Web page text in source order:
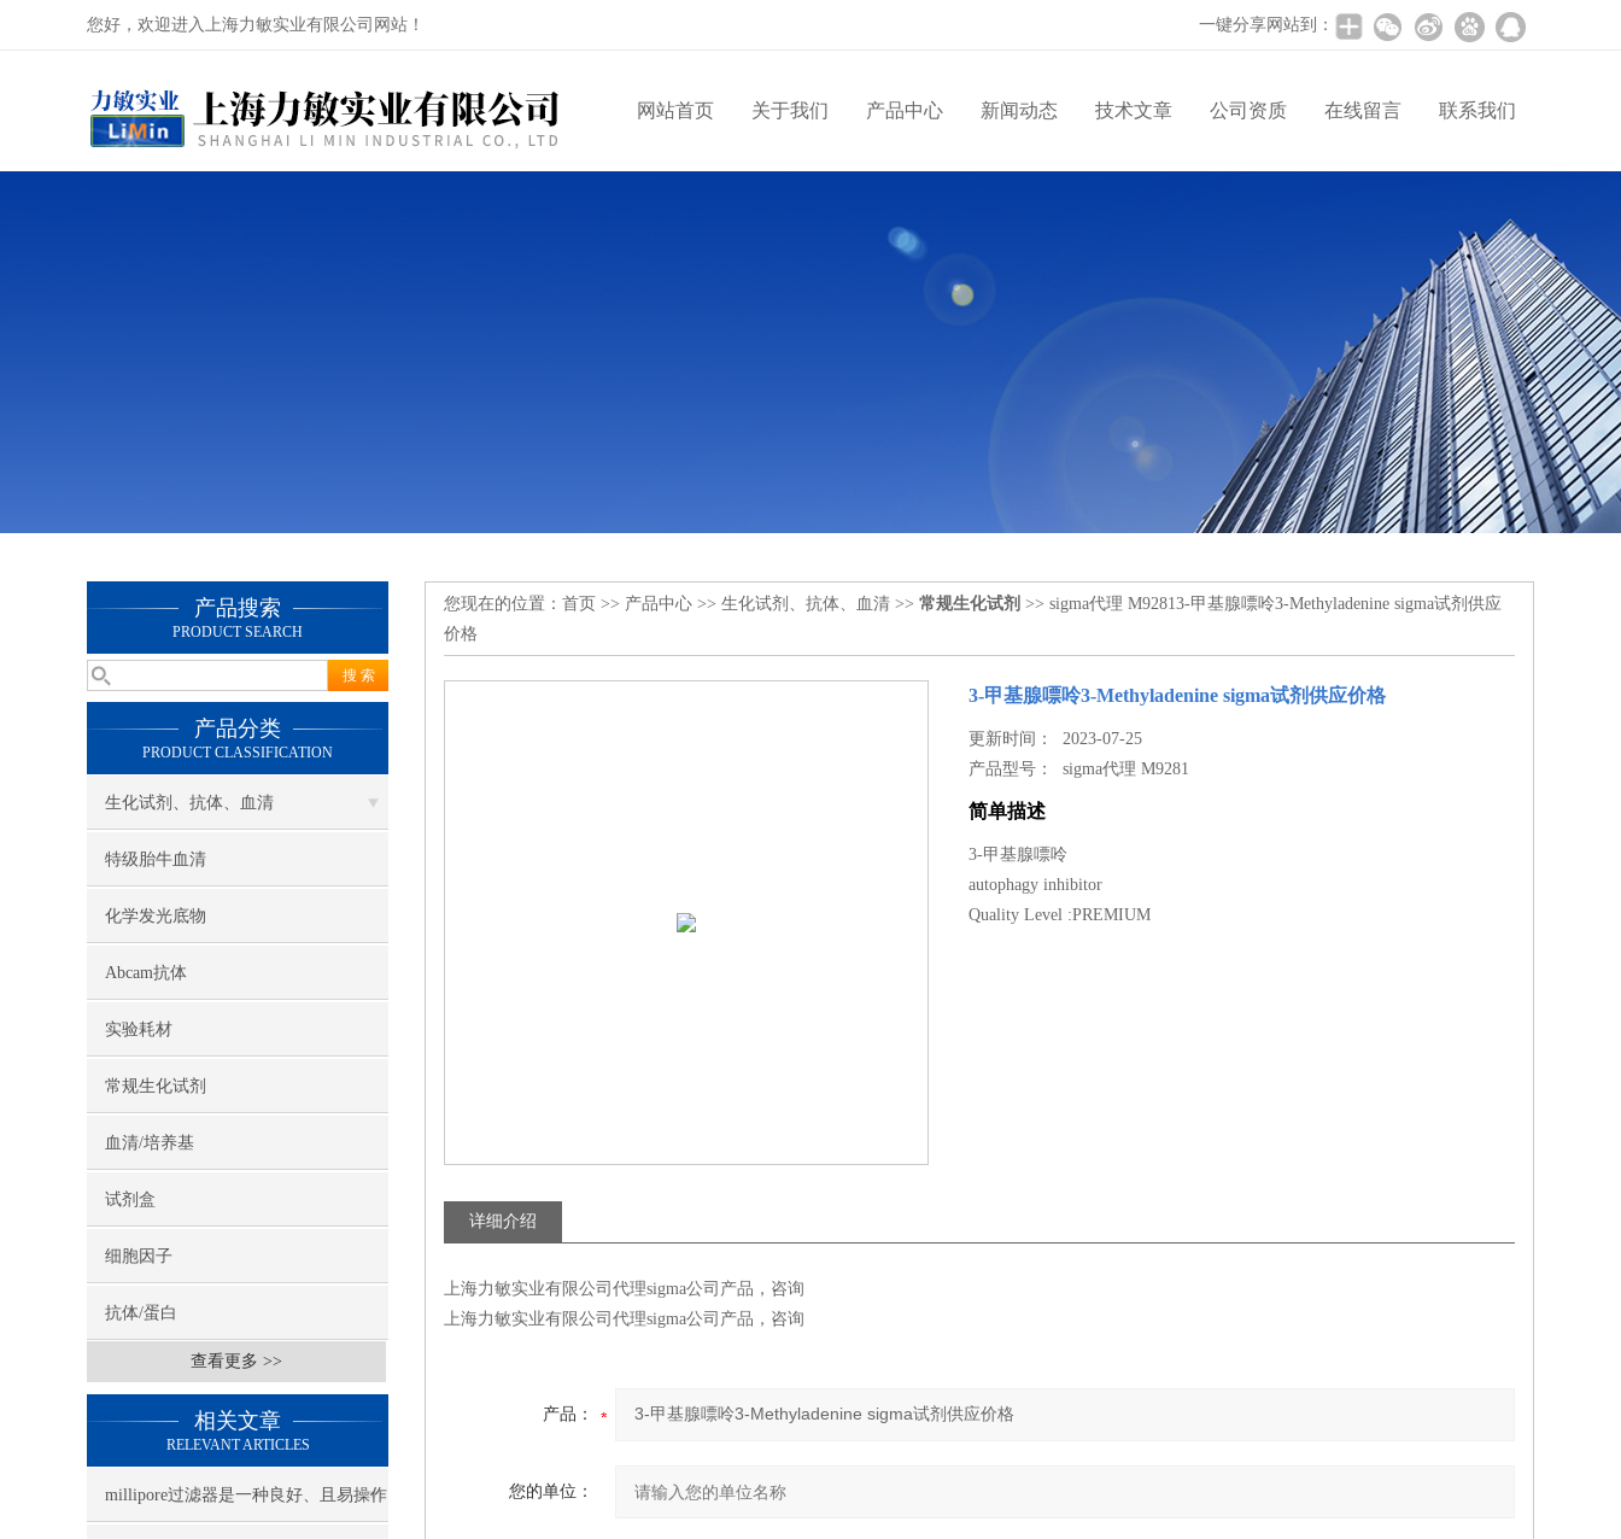
您好，欢迎进入上海力敏实业有限公司网站！ 一键分享网站到：
网站首页 关于我们 产品中心 新闻动态 技术文章 公司资质 在线留言 联系我们
产品搜索
PRODUCT SEARCH
产品分类
PRODUCT CLASSIFICATION
生化试剂、抗体、血清
特级胎牛血清
化学发光底物
Abcam抗体
实验耗材
常规生化试剂
血清/培养基
试剂盒
细胞因子
抗体/蛋白
查看更多 >>
相关文章
RELEVANT ARTICLES
millipore过滤器是一种良好、且易操作
您现在的位置： 首页 >> 产品中心 >> 生化试剂、抗体、血清 >> 常规生化试剂 >> sigma代理 M92813-甲基腺嘌呤3-Methyladenine sigma试剂供应
价格
3-甲基腺嘌呤3-Methyladenine sigma试剂供应价格
更新时间： 2023-07-25
产品型号：sigma代理 M9281
简单描述
3-甲基腺嘌呤
autophagy inhibitor
Quality Level :PREMIUM
详细介绍
上海力敏实业有限公司代理sigma公司产品，咨询
上海力敏实业有限公司代理sigma公司产品，咨询
产品：
您的单位：